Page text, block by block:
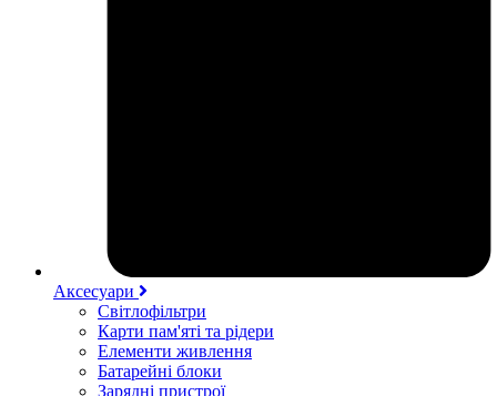
Аксесуари
Світлофільтри
Карти пам'яті та рідери
Елементи живлення
Батарейні блоки
Зарядні пристрої